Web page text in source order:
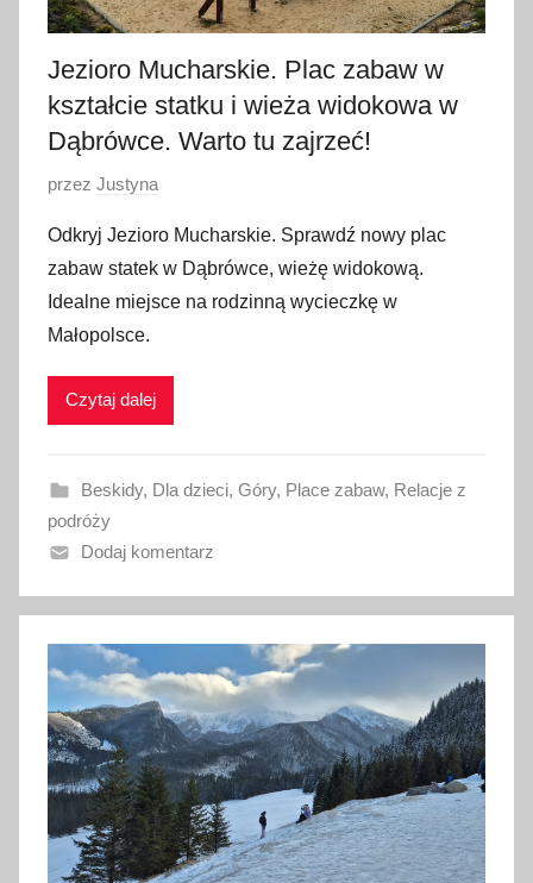
6
Jezioro Mucharskie. Plac zabaw w
kształcie statku i wieża widokowa w
Dąbrówce. Warto tu zajrzeć!
O
u
b
l
i
w
n
o
2
k
w
i
e
t
n
i
a
2
przez Justyna
Odkryj Jezioro Mucharskie. Sprawdź nowy plac
zabaw statek w Dąbrówce, wieżę widokową.
Idealne miejsce na rodzinną wycieczkę w
Małopolsce.
Czytaj dalej
Beskidy, Dla dzieci, Góry, Place zabaw, Relacje z
podróży
Dodaj komentarz